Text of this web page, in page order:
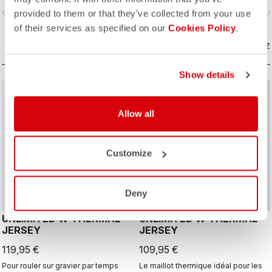
provided to them or that they’ve collected from your use
of their services as specified on our Cookies Policy.
Show details
Allow all
Customize
Deny
aérodynamique et ajustée.
navigate_next
jours. Couche extérieure coupe-
vent en microfibre tissée avec
isolation en Polartec® Alpha® Direct.
navigate_before
COMPAREZ
UNLIMITED W THERMAL
JERSEY
119,95 €
Pour rouler sur gravier par temps
CUSTOM
UNLIMITED W THERMAL
JERSEY
109,95 €
Le maillot thermique idéal pour les